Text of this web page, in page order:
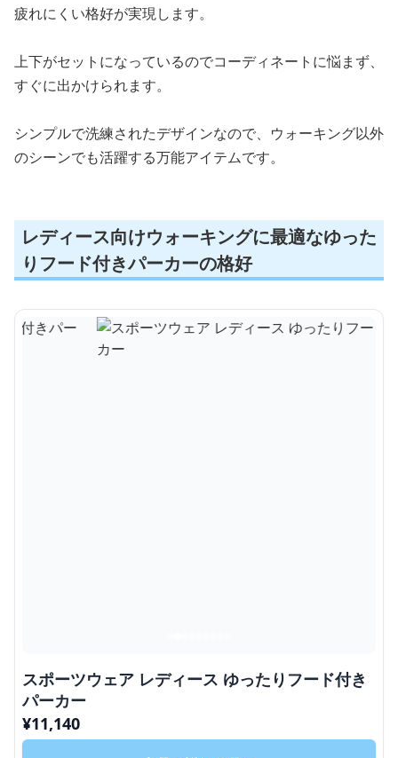
疲れにくい格好が実現します。
上下がセットになっているのでコーディネートに悩まず、
すぐに出かけられます。
シンプルで洗練されたデザインなので、ウォーキング以外
のシーンでも活躍する万能アイテムです。
レディース向けウォーキングに最適なゆった
りフード付きパーカーの格好
スポーツウェア レディース ゆったりフード付き
パーカー
¥11,140